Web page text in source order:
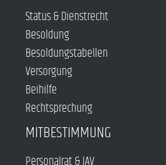
Status & Dienstrecht
Besoldung
Besoldungstabellen
Versorgung
Beihilfe
Rechtsprechung
MITBESTIMMUNG